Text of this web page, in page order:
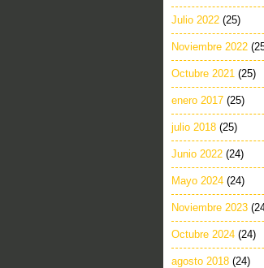
Julio 2022 (25)
Noviembre 2022
Octubre 2021 (25)
enero 2017 (25)
julio 2018 (25)
Junio 2022 (24)
Mayo 2024 (24)
Noviembre 2023
Octubre 2024 (24)
agosto 2018 (24)